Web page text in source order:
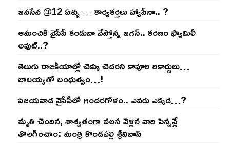
జనసేన @12 ఏళ్ళు … కార్యకర్తలు హ్యాపీనా.. ?
ఆమంచికి వైసీపీ కండువా వేస్తోన్న జ‌గ‌న్‌.. క‌ర‌ణం ఫ్యామిలీ
అవుట్‌..?
తెలుగు రాజ‌కీయాల్లో చెక్కు చెద‌ర‌ని కావూరి రికార్డులు…
బాల‌య్యతో బంధుత్వం…!
విజ‌య‌వాడ వైసీపీలో గంద‌ర‌గోళం.. ఎవ‌రు ఎక్క‌డ‌…?
మృతి చెందిన, శాశ్వతంగా వలస వెళ్లిన వారి పెన్ష‌న్లే
తొల‌గించాం: మంత్రి కొండపల్లి శ్రీనివాస్